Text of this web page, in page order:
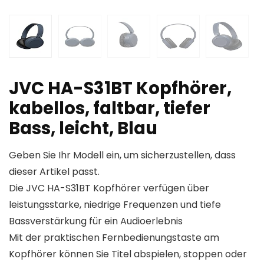
JVC HA-S31BT Kopfhörer,
kabellos, faltbar, tiefer
Bass, leicht, Blau
Geben Sie Ihr Modell ein, um sicherzustellen, dass
dieser Artikel passt.
Die JVC HA-S31BT Kopfhörer verfügen über
leistungsstarke, niedrige Frequenzen und tiefe
Bassverstärkung für ein Audioerlebnis
Mit der praktischen Fernbedienungstaste am
Kopfhörer können Sie Titel abspielen, stoppen oder